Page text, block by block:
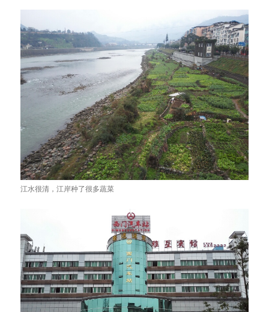
江水很清，江岸种了很多蔬菜